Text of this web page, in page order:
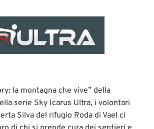
la montagna che vive” della
serie Sky Icarus Ultra, i volontari
Silva del rifugio Roda di Vael ci